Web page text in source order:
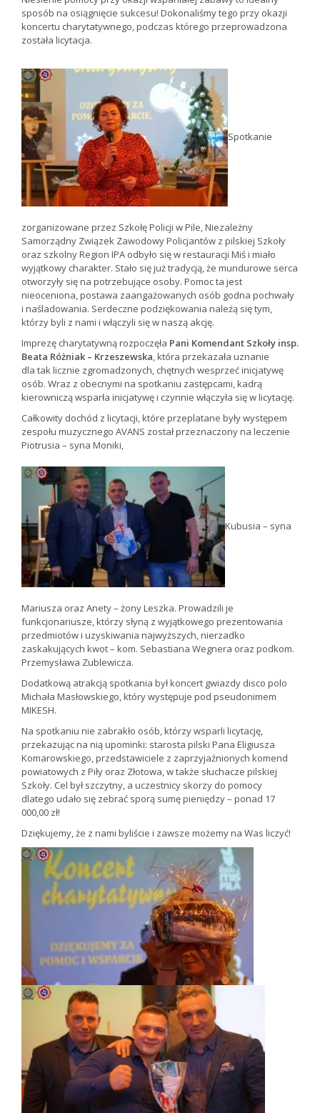
sposób na osiągnięcie sukcesu! Dokonaliśmy tego przy okazji
koncertu charytatywnego, podczas którego przeprowadzona
została licytacja.
Spotkanie
zorganizowane przez Szkołę Policji w Pile, Niezależny
Samorządny Związek Zawodowy Policjantów z pilskiej Szkoły
oraz szkolny Region IPA odbyło się w restauracji Miś i miało
wyjątkowy charakter. Stało się już tradycją, że mundurowe serca
otworzyły się na potrzebujące osoby. Pomoc ta jest
nieoceniona, postawa zaangażowanych osób godna pochwały
i naśladowania. Serdeczne podziękowania należą się tym,
którzy byli z nami i włączyli się w naszą akcję.
Imprezę charytatywną rozpoczęła Pani Komendant Szkoły insp.
Beata Różniak – Krzeszewska, która przekazała uznanie
dla tak licznie zgromadzonych, chętnych wesprzeć inicjatywę
osób. Wraz z obecnymi na spotkaniu zastępcami, kadrą
kierowniczą wsparła inicjatywę i czynnie włączyła się w licytację.
Całkowity dochód z licytacji, które przeplatane były występem
zespołu muzycznego AVANS został przeznaczony na leczenie
Piotrusia – syna Moniki,
Kubusia – syna
Mariusza oraz Anety – żony Leszka. Prowadzili je
funkcjonariusze, którzy słyną z wyjątkowego prezentowania
przedmiotów i uzyskiwania najwyższych, nierzadko
zaskakujących kwot – kom. Sebastiana Wegnera oraz podkom.
Przemysława Zublewicza.
Dodatkową atrakcją spotkania był koncert gwiazdy disco polo
Michała Masłowskiego, który występuje pod pseudonimem
MIKESH.
Na spotkaniu nie zabrakło osób, którzy wsparli licytację,
przekazując na nią upominki: starosta pilski Pana Eligiusza
Komarowskiego, przedstawiciele z zaprzyjaźnionych komend
powiatowych z Piły oraz Złotowa, w także słuchacze pilskiej
Szkoły. Cel był szczytny, a uczestnicy skorzy do pomocy
dlatego udało się zebrać sporą sumę pieniędzy – ponad 17
000,00 zł!
Dziękujemy, że z nami byliście i zawsze możemy na Was liczyć!